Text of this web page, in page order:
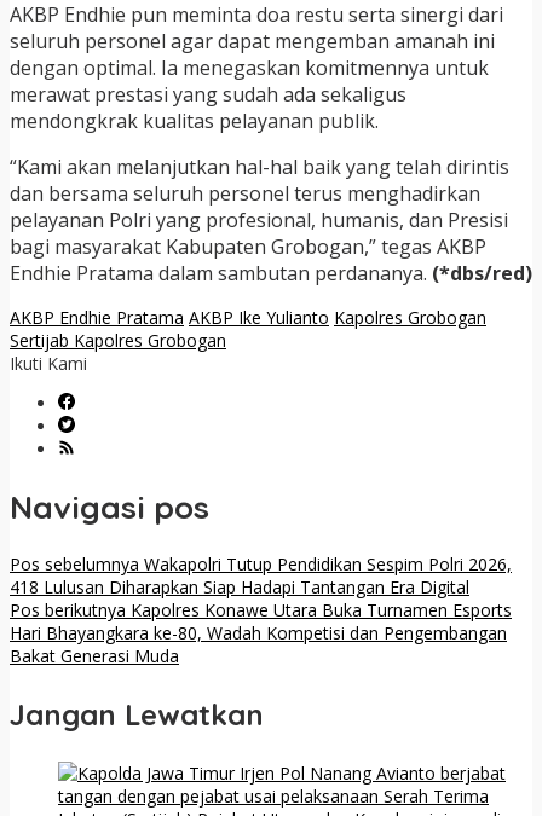
AKBP Endhie pun meminta doa restu serta sinergi dari
seluruh personel agar dapat mengemban amanah ini
dengan optimal. Ia menegaskan komitmennya untuk
merawat prestasi yang sudah ada sekaligus
mendongkrak kualitas pelayanan publik.
“Kami akan melanjutkan hal-hal baik yang telah dirintis
dan bersama seluruh personel terus menghadirkan
pelayanan Polri yang profesional, humanis, dan Presisi
bagi masyarakat Kabupaten Grobogan,” tegas AKBP
Endhie Pratama dalam sambutan perdananya. (*dbs/red)
AKBP Endhie Pratama AKBP Ike Yulianto Kapolres Grobogan
Sertijab Kapolres Grobogan
Ikuti Kami
Navigasi pos
Pos sebelumnya Wakapolri Tutup Pendidikan Sespim Polri 2026,
418 Lulusan Diharapkan Siap Hadapi Tantangan Era Digital
Pos berikutnya Kapolres Konawe Utara Buka Turnamen Esports
Hari Bhayangkara ke-80, Wadah Kompetisi dan Pengembangan
Bakat Generasi Muda
Jangan Lewatkan